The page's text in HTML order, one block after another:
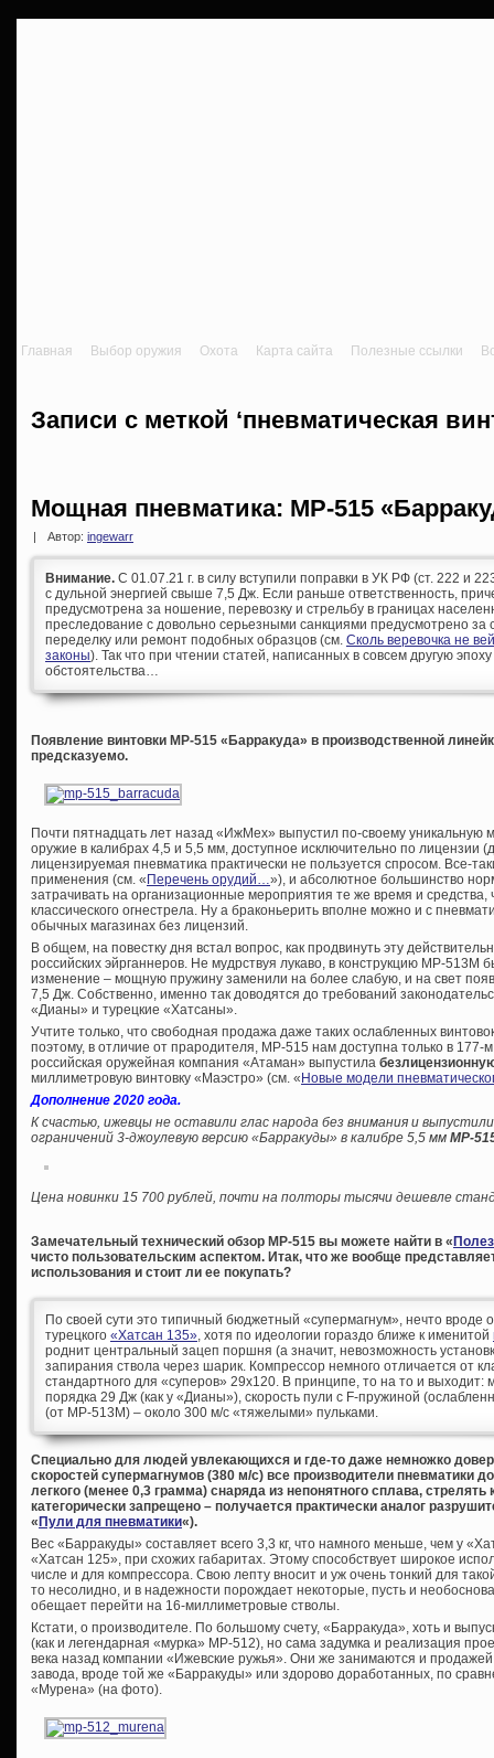
Главная Выбор оружия Охота Карта сайта Полезные ссылки
Записи с меткой ‘пневматическая
Мощная пневматика: МР-515
Автор: ingewarr
Внимание. С 01.07.21 г. в силу вступили поправки в УК РФ (ст. 222 и
с дульной энергией свыше 7,5 Дж. Если раньше ответственность,
предусмотрена за ношение, перевозку и стрельбу в границах
преследование с довольно серьезными санкциями предусмотрено за
переделку или ремонт подобных образцов (см. Сколь веревочка не
законы). Так что при чтении статей, написанных в совсем другую
обстоятельства…
Появление винтовки МР-515 «Барракуда» в производственной
предсказуемо.
Почти пятнадцать лет назад «ИжМех» выпустил по-своему
оружие в калибрах 4,5 и 5,5 мм, доступное исключительно по лицензии
лицензируемая пневматика практически не пользуется спросом. Все-
применения (см. « Перечень орудий…»), и абсолютное большинство
затрачивать на организационные мероприятия те же время и
классического огнестрела. Ну а браконьерить вполне можно и с
обычных магазинах без лицензий.
В общем, на повестку дня встал вопрос, как продвинуть эту
российских эйрганнеров. Не мудрствуя лукаво, в конструкцию МР-513М
изменение – мощную пружину заменили на более слабую, и на свет
7,5 Дж. Собственно, именно так доводятся до требований
«Дианы» и турецкие «Хатсаны».
Учтите только, что свободная продажа даже таких ослабленных
поэтому, в отличие от прародителя, МР-515 нам доступна только в 177-
российская оружейная компания «Атаман» выпустила
миллиметровую винтовку «Маэстро» (см. « Новые модели
Дополнение 2020 года.
К счастью, ижевцы не оставили глас народа без внимания и
ограничений 3-джоулевую версию «Барракуды» в калибре 5,5 мм МР-
Цена новинки 15 700 рублей, почти на полторы тысячи дешевле
Замечательный технический обзор МР-515 вы можете найти в «
чисто пользовательским аспектом. Итак, что же вообще
использования и стоит ли ее покупать?
По своей сути это типичный бюджетный «супермагнум», нечто вроде
турецкого «Хатсан 135», хотя по идеологии гораздо ближе к именитой
роднит центральный зацеп поршня (а значит, невозможность
запирания ствола через шарик. Компрессор немного отличается от
стандартного для «суперов» 29х120. В принципе, то на то и выходит:
порядка 29 Дж (как у «Дианы»), скорость пули с F-пружиной
(от МР-513М) – около 300 м/с «тяжелыми» пульками.
Специально для людей увлекающихся и где-то даже немножко
скоростей супермагнумов (380 м/с) все производители пневматики
легкого (менее 0,3 грамма) снаряда из непонятного сплава,
категорически запрещено – получается практически аналог
« Пули для пневматики«).
Вес «Барракуды» составляет всего 3,3 кг, что намного меньше, чем у
«Хатсан 125», при схожих габаритах. Этому способствует широкое
числе и для компрессора. Свою лепту вносит и уж очень тонкий для
то несолидно, и в надежности порождает некоторые, пусть и
обещает перейти на 16-миллиметровые стволы.
Кстати, о производителе. По большому счету, «Барракуда», хоть и
(как и легендарная «мурка» МР-512), но сама задумка и реализация
века назад компании «Ижевские ружья». Они же занимаются и
завода, вроде той же «Барракуды» или здорово доработанных, по
«Мурена» (на фото).